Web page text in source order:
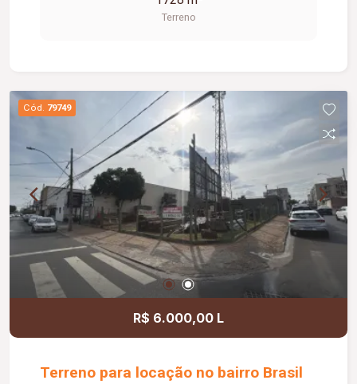
Terreno
Cód. 79749
R$ 6.000,00 L
Terreno para locação no bairro Brasil